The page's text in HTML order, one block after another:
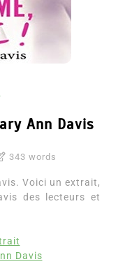
Ann Davis
343 words
Voici un extrait,
des lecteurs et
Davis